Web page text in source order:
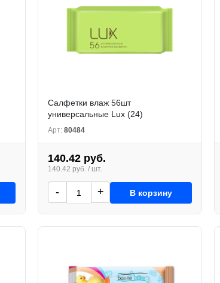
Салфетки влаж 56шт
универсальные Lux (24)
Арт: 80484
140.42 руб.
140.42 руб. / шт.
- + В корзину